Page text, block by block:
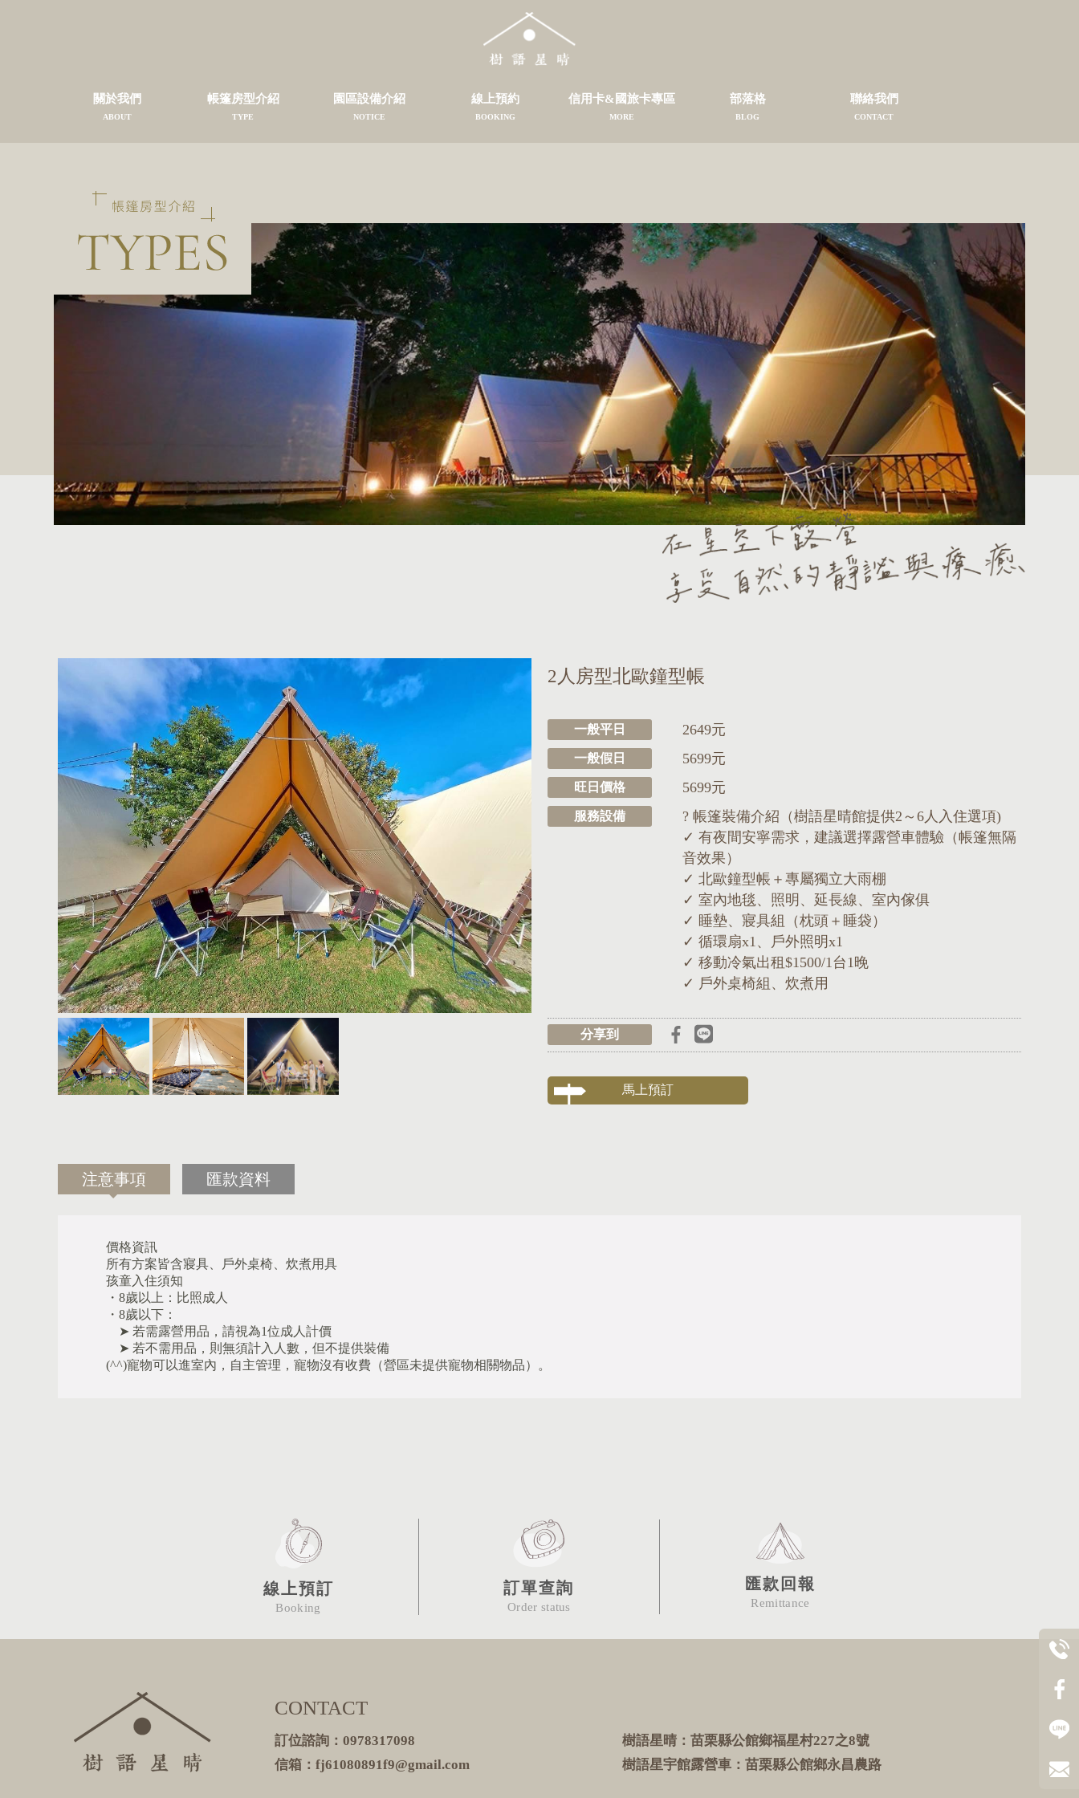
關於我們
ABOUT
帳篷房型介紹
TYPE
園區設備介紹
NOTICE
線上預約
BOOKING
信用卡&國旅卡專區
MORE
部落格
BLOG
聯絡我們
CONTACT
2人房型北歐鐘型帳
一般平日 2649元
一般假日 5699元
旺日價格 5699元
服務設備
? 帳篷裝備介紹（樹語星晴館提供2～6人入住選項)
✓ 有夜間安寧需求，建議選擇露營車體驗（帳篷無隔
音效果）
✓ 北歐鐘型帳＋專屬獨立大雨棚
✓ 室內地毯、照明、延長線、室內傢俱
✓ 睡墊、寢具組（枕頭＋睡袋）
✓ 循環扇x1、戶外照明x1
✓ 移動冷氣出租$1500/1台1晚
✓ 戶外桌椅組、炊煮用
分享到
馬上預訂
注意事項 匯款資料
價格資訊
所有方案皆含寢具、戶外桌椅、炊煮用具
孩童入住須知
・8歲以上：比照成人
・8歲以下：
➤ 若需露營用品，請視為1位成人計價
➤ 若不需用品，則無須計入人數，但不提供裝備
(^^)寵物可以進室內，自主管理，寵物沒有收費（營區未提供寵物相關物品）。
線上預訂
Booking
訂單查詢
Order status
匯款回報
Remittance
CONTACT
訂位諮詢：0978317098
信箱：fj61080891f9@gmail.com
樹語星晴：苗栗縣公館鄉福星村227之8號
樹語星宇館露營車：苗栗縣公館鄉永昌農路